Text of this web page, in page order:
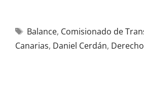
Balance, Comisionado de
Canarias, Daniel Cerdán,